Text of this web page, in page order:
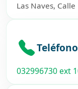
Las Naves,
Teléfono
032996730 ext